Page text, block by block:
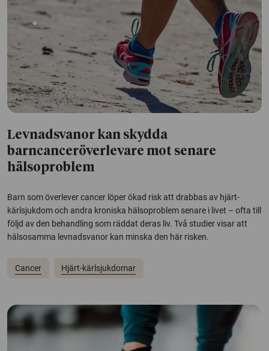
Levnadsvanor kan skydda
barncanceröverlevare mot senare
hälsoproblem
Barn som överlever cancer löper ökad risk att drabbas av hjärt-
kärlsjukdom och andra kroniska hälsoproblem senare i livet – ofta till
följd av den behandling som räddat deras liv. Två studier visar att
hälsosamma levnadsvanor kan minska den här risken.
Cancer Hjärt-kärlsjukdomar